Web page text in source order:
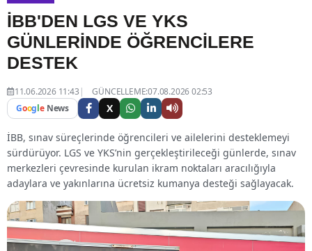
İBB'DEN LGS VE YKS
GÜNLERİNDE ÖĞRENCİLERE
DESTEK
11.06.2026 11:43
GÜNCELLEME:07.08.2026 02:53
Google News X
İBB, sınav süreçlerinde öğrencileri ve ailelerini desteklemeyi
sürdürüyor. LGS ve YKS’nin gerçekleştirileceği günlerde, sınav
merkezleri çevresinde kurulan ikram noktaları aracılığıyla
adaylara ve yakınlarına ücretsiz kumanya desteği sağlayacak.